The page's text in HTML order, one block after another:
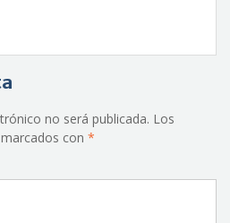
no será publicada. Los
con *